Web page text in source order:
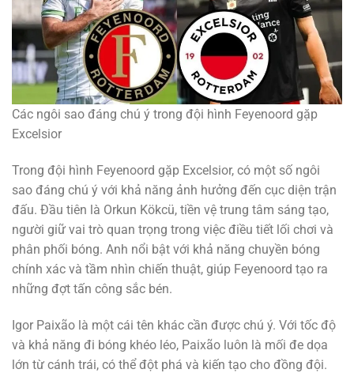
Các ngôi sao đáng chú ý trong đội hình Feyenoord gặp
Excelsior
Trong đội hình Feyenoord gặp Excelsior, có một số ngôi
sao đáng chú ý với khả năng ảnh hưởng đến cục diện trận
đấu. Đầu tiên là Orkun Kökcü, tiền vệ trung tâm sáng tạo,
người giữ vai trò quan trọng trong việc điều tiết lối chơi và
phân phối bóng. Anh nổi bật với khả năng chuyền bóng
chính xác và tầm nhìn chiến thuật, giúp Feyenoord tạo ra
những đợt tấn công sắc bén.
Igor Paixão là một cái tên khác cần được chú ý. Với tốc độ
và khả năng đi bóng khéo léo, Paixão luôn là mối đe dọa
lớn từ cánh trái, có thể đột phá và kiến tạo cho đồng đội.